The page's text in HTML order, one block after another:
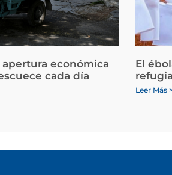
económica
cada día
El
Leer Más